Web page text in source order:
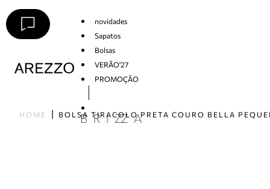
novidades
Sapatos
Bolsas
VERÃO'27
PROMOÇÃO
HOME BOLSA TIRACOLO PRETA COURO BELLA